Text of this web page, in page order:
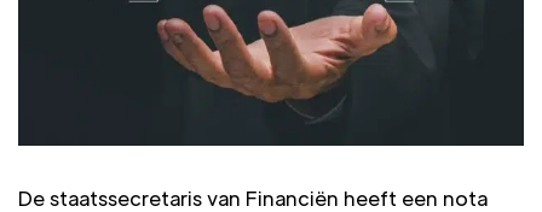
De staatssecretaris van Financiën heeft een nota